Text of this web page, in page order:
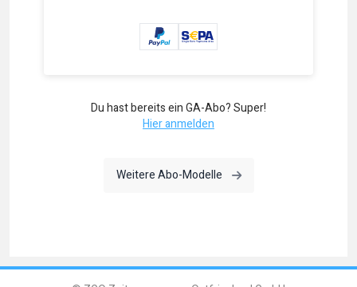
Du hast bereits ein GA-Abo? Super!
Hier anmelden
Weitere Abo-Modelle